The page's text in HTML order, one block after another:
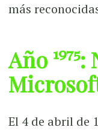
más
Año
El 4 de abril de